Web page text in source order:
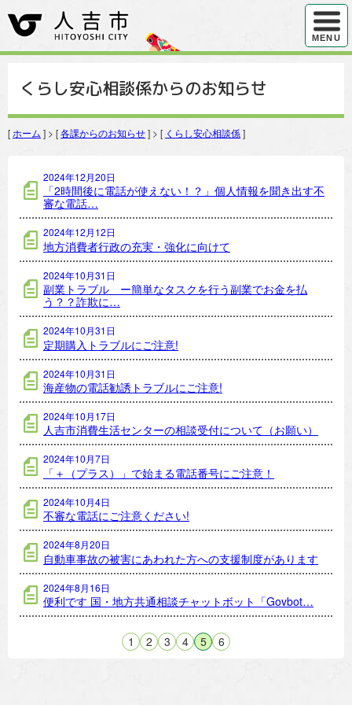
ハンバ
MENU
くらし安心相談係からのお知らせ
[ ホーム ] > [各課からのお知らせ] > [ くらし安心相談係]
くらし安心相談係の記事一覧
2024年12月20日
「2時間後に電話が使えない！？」個人情報を聞き出す不
審な電話…
2024年12月12日
地方消費者行政の充実・強化に向けて
2024年10月31日
副業トラブル ー簡単なタスクを行う副業でお金を払
う？？詐欺に…
2024年10月31日
定期購入トラブルにご注意!
2024年10月31日
海産物の電話勧誘トラブルにご注意!
2024年10月17日
人吉市消費生活センターの相談受付について（お願い）
2024年10月7日
「＋（プラス）」で始まる電話番号にご注意！
2024年10月4日
不審な電話にご注意ください!
2024年8月20日
自動車事故の被害にあわれた方への支援制度があります
2024年8月16日
便利です 国・地方共通相談チャットボット「Govbot…
1 2 3 4 5 6